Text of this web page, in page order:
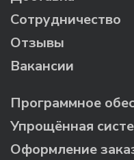
Сотрудничество
Отзывы
Вакансии
Программное
Упрощённая
Оформление